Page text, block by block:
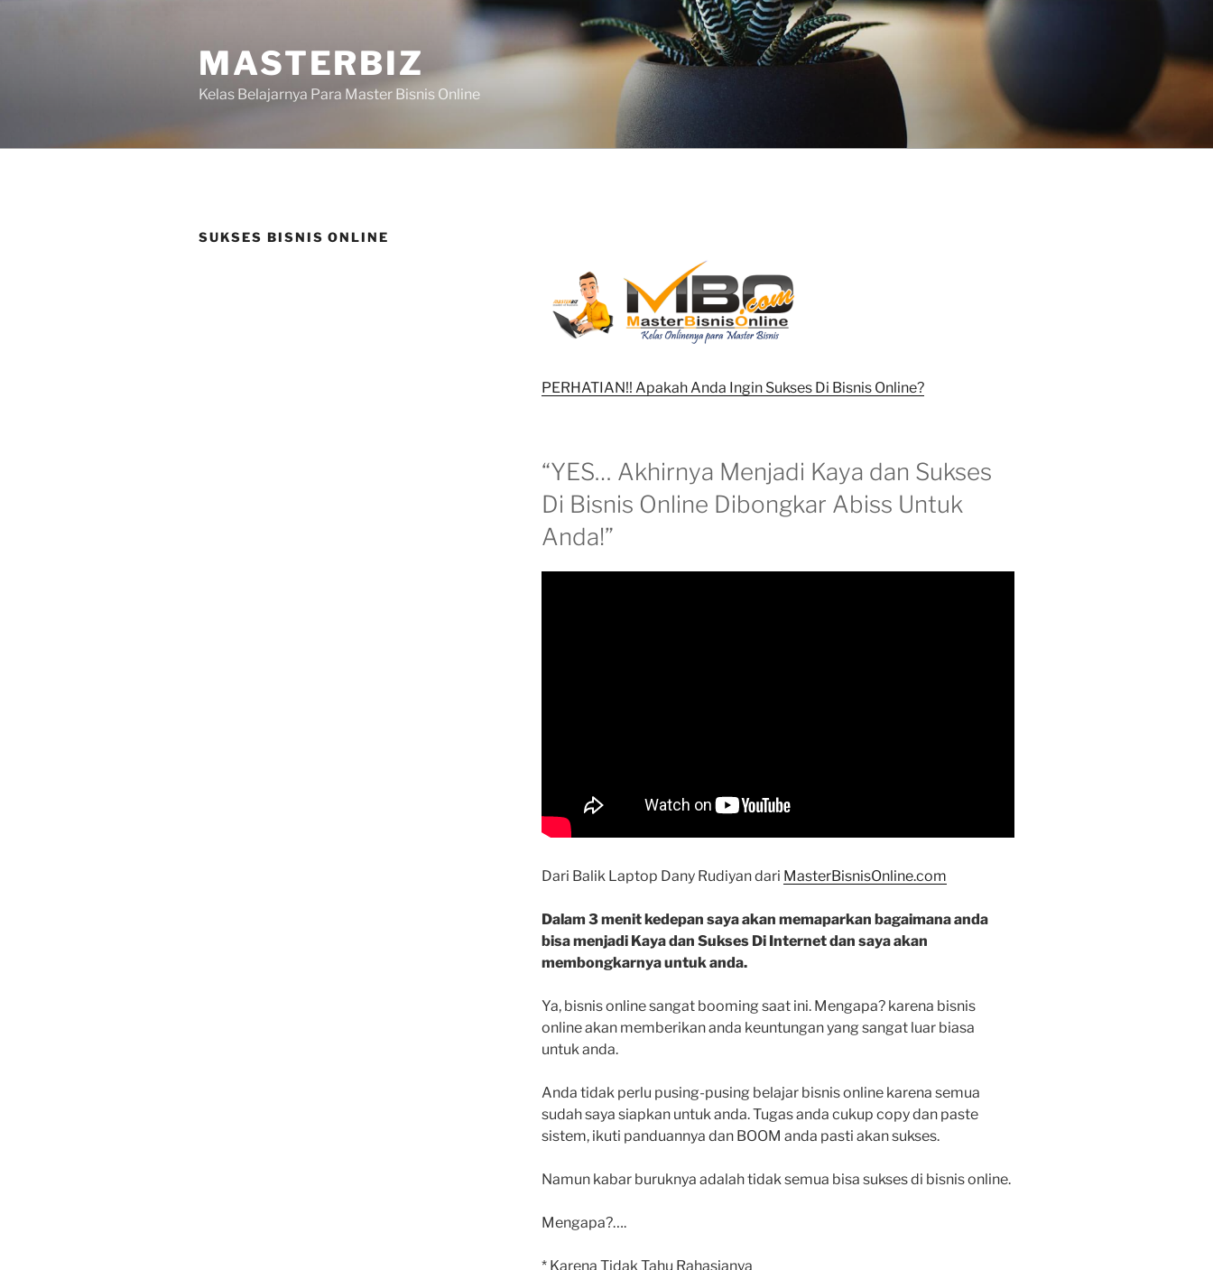
MASTERBIZ
Kelas Belajarnya Para Master Bisnis Online
SUKSES BISNIS ONLINE
PERHATIAN!! Apakah Anda Ingin Sukses Di Bisnis Online?
“YES… Akhirnya Menjadi Kaya dan Sukses
Di Bisnis Online Dibongkar Abiss Untuk
Anda!”
Dari Balik Laptop Dany Rudiyan dari MasterBisnisOnline.com
Dalam 3 menit kedepan saya akan memaparkan bagaimana anda
bisa menjadi Kaya dan Sukses Di Internet dan saya akan
membongkarnya untuk anda.
Ya, bisnis online sangat booming saat ini. Mengapa? karena bisnis
online akan memberikan anda keuntungan yang sangat luar biasa
untuk anda.
Anda tidak perlu pusing-pusing belajar bisnis online karena semua
sudah saya siapkan untuk anda. Tugas anda cukup copy dan paste
sistem, ikuti panduannya dan BOOM anda pasti akan sukses.
Namun kabar buruknya adalah tidak semua bisa sukses di bisnis online.
Mengapa?….
* Karena Tidak Tahu Rahasianya